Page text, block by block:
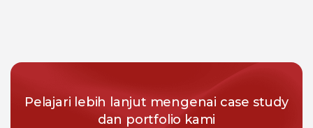
Pelajari lebih lanjut mengenai case study
dan portfolio kami